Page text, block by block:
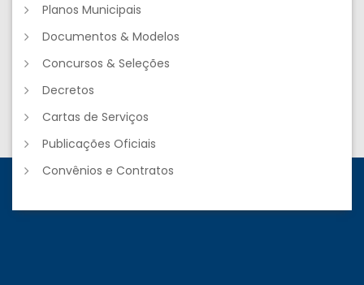
Planos Municipais
Documentos & Modelos
Concursos & Seleções
Decretos
Cartas de Serviços
Publicações Oficiais
Convênios e Contratos